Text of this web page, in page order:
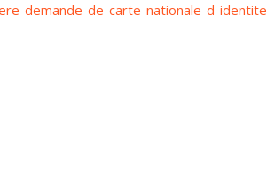
demande-de-carte-nationale-d-identite